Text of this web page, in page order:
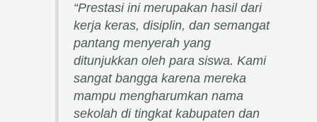
“Prestasi ini merupakan hasil dari
kerja keras, disiplin, dan semangat
pantang menyerah yang
ditunjukkan oleh para siswa. Kami
sangat bangga karena mereka
mampu mengharumkan nama
sekolah di tingkat kabupaten dan